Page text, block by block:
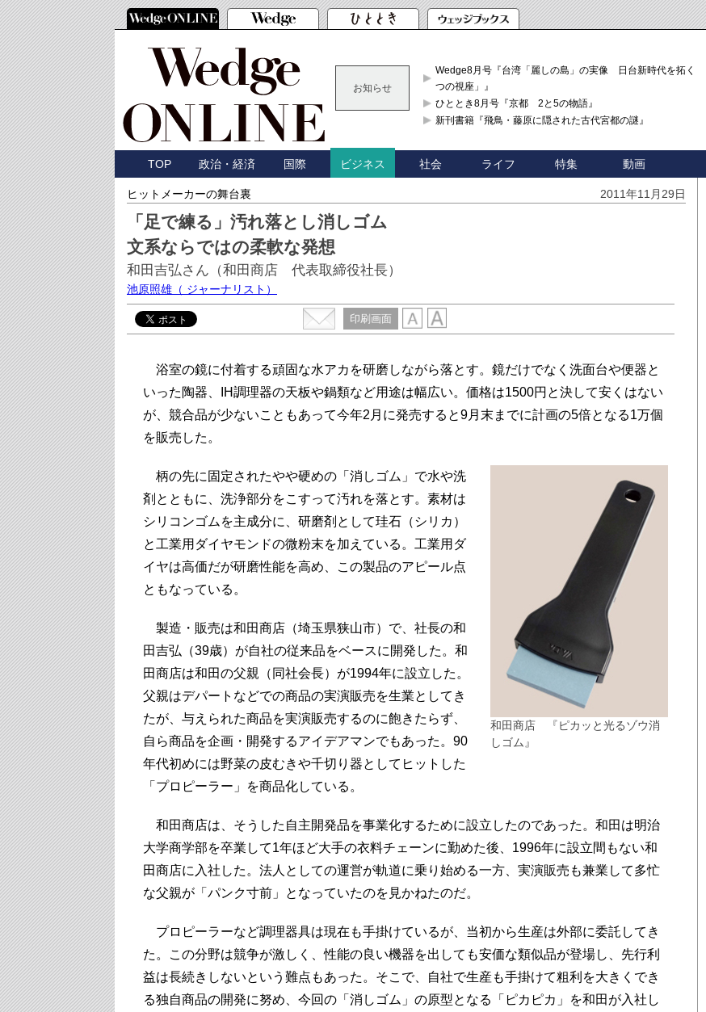
お知らせ
Wedge8月号『台湾「麗しの島」の実像 日台新時代を拓く「3
つの視座」』
ひととき8月号『京都 2と5の物語』
新刊書籍『飛鳥・藤原に隠された古代宮都の謎』
TOP 政治・経済 国際 ビジネス 社会 ライフ 特集 動画
ヒットメーカーの舞台裏 2011年11月29日
「足で練る」汚れ落とし消しゴム
文系ならではの柔軟な発想
和田吉弘さん（和田商店 代表取締役社長）
池原照雄 （ ジャーナリスト）
印刷画面
浴室の鏡に付着する頑固な水アカを研磨しながら落とす。鏡だけでなく洗面台や便器と
いった陶器、IH調理器の天板や鍋類など用途は幅広い。価格は1500円と決して安くはない
が、競合品が少ないこともあって今年2月に発売すると9月末までに計画の5倍となる1万個
を販売した。
和田商店 『ピカッと光るゾウ消
しゴム』
柄の先に固定されたやや硬めの「消しゴム」で水や洗
剤とともに、洗浄部分をこすって汚れを落とす。素材は
シリコンゴムを主成分に、研磨剤として珪石（シリカ）
と工業用ダイヤモンドの微粉末を加えている。工業用ダ
イヤは高価だが研磨性能を高め、この製品のアピール点
ともなっている。
製造・販売は和田商店（埼玉県狭山市）で、社長の和
田吉弘（39歳）が自社の従来品をベースに開発した。和
田商店は和田の父親（同社会長）が1994年に設立した。
父親はデパートなどでの商品の実演販売を生業としてき
たが、与えられた商品を実演販売するのに飽きたらず、
自ら商品を企画・開発するアイデアマンでもあった。90
年代初めには野菜の皮むきや千切り器としてヒットした
「プロピーラー」を商品化している。
和田商店は、そうした自主開発品を事業化するために設立したのであった。和田は明治
大学商学部を卒業して1年ほど大手の衣料チェーンに勤めた後、1996年に設立間もない和
田商店に入社した。法人としての運営が軌道に乗り始める一方、実演販売も兼業して多忙
な父親が「パンク寸前」となっていたのを見かねたのだ。
プロピーラーなど調理器具は現在も手掛けているが、当初から生産は外部に委託してき
た。この分野は競争が激しく、性能の良い機器を出しても安価な類似品が登場し、先行利
益は長続きしないという難点もあった。そこで、自社で生産も手掛けて粗利を大きくでき
る独自商品の開発に努め、今回の「消しゴム」の原型となる「ピカピカ」を和田が入社し